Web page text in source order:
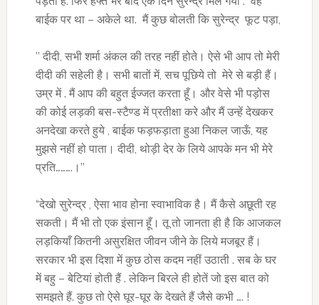
बाईक पर था – अकेले था. मैं कुछ बोलती कि सुरेन्द्र फूट पड़ा,
’’ दीदी, सभी शर्मा अंकल की तरह नहीं होते। ऐसे भी आप तो मेरी
दीदी की सहेली है। सभी बातों में, सच पूछिये तो मेरे से बड़ी हैं।
उम्र में . मैं आप की बहुत ईज्जत करता हूँ। और वेसे भी पड़ोस
की कोई लड़की बस-स्टैण्ड में प्रतीक्षा करे और मैं उन्हें देखकर
अनदेखा करते हुये , बाईक फड़फड़ाता हुआ निकल जाऊँ, यह
मुझसे नहीं हो पाता। दीदी, थोड़ी देर के लिये आपके मन भी मेरे
प्रति……….।’’
“देखो सुरेन्द्र , ऐसा भाव होना स्वाभाविक है। मैं कैसे अछूती रह
सकती। मैं भी तो एक इंसान हूँ। तू तो जानता ही है कि आजकल
लड़कियाँ कितनी असुरक्षित जीवन जीने के लिये मजबूर हैं।
सरकार भी इस दिशा में कुछ ठोस कदम नहीं उठाती . सब के घर
में बहु – बेटियां होती हैं . लेकिन बिरले ही होतें जो इस बात को
समझते हैं. कुछ तो ऐसे घूर-घूर के देखते हैं जैसे कभी …. !